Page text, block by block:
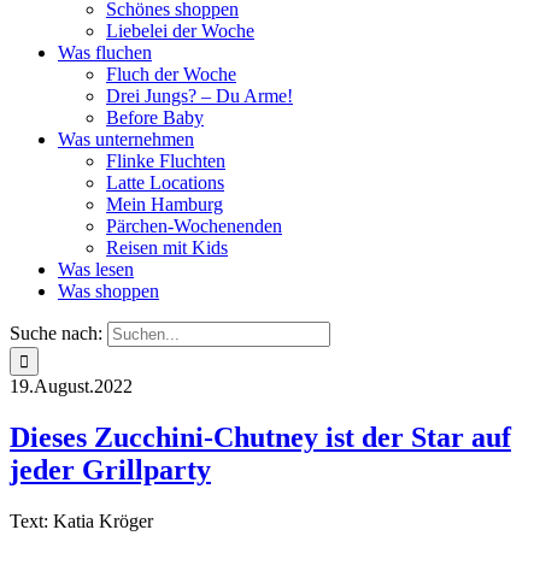
Schönes shoppen
Liebelei der Woche
Was fluchen
Fluch der Woche
Drei Jungs? – Du Arme!
Before Baby
Was unternehmen
Flinke Fluchten
Latte Locations
Mein Hamburg
Pärchen-Wochenenden
Reisen mit Kids
Was lesen
Was shoppen
Suche nach:
19.August.2022
Dieses Zucchini-Chutney ist der Star auf
jeder Grillparty
Text: Katia Kröger